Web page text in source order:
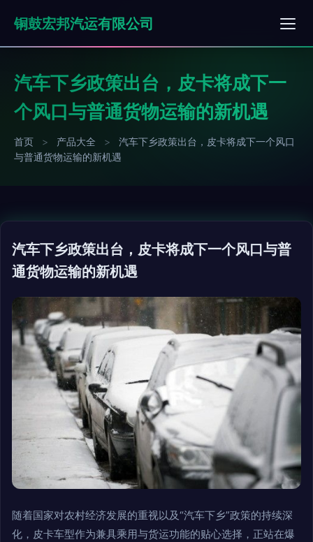
铜鼓宏邦汽运有限公司
汽车下乡政策出台，皮卡将成下一
个风口与普通货物运输的新机遇
首页 > 产品大全 >
汽车下乡政策出台，皮卡将成下一个风口
与普通货物运输的新机遇
汽车下乡政策出台，皮卡将成下一个风口与普
通货物运输的新机遇
随着国家对农村经济发展的重视以及“汽车下乡”政策的持续深
化，皮卡车型作为兼具乘用与货运功能的贴心选择，正站在爆